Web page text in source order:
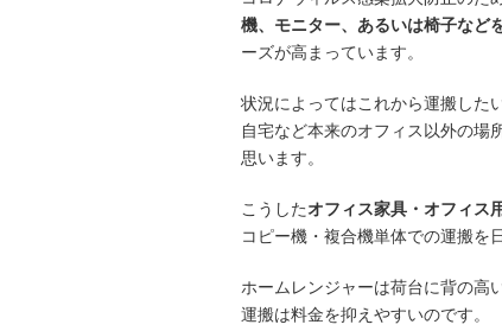
機、モニター、あるいは椅子など
ーズが高まっています。
状況によってはこれから運搬した
自宅など本来のオフィス以外の場
思います。
こうしたオフィス家具・オフィス
コピー機・複合機単体での運搬を
ホームレンジャーは荷台に背の高
運搬は料金を抑えやすいのです。